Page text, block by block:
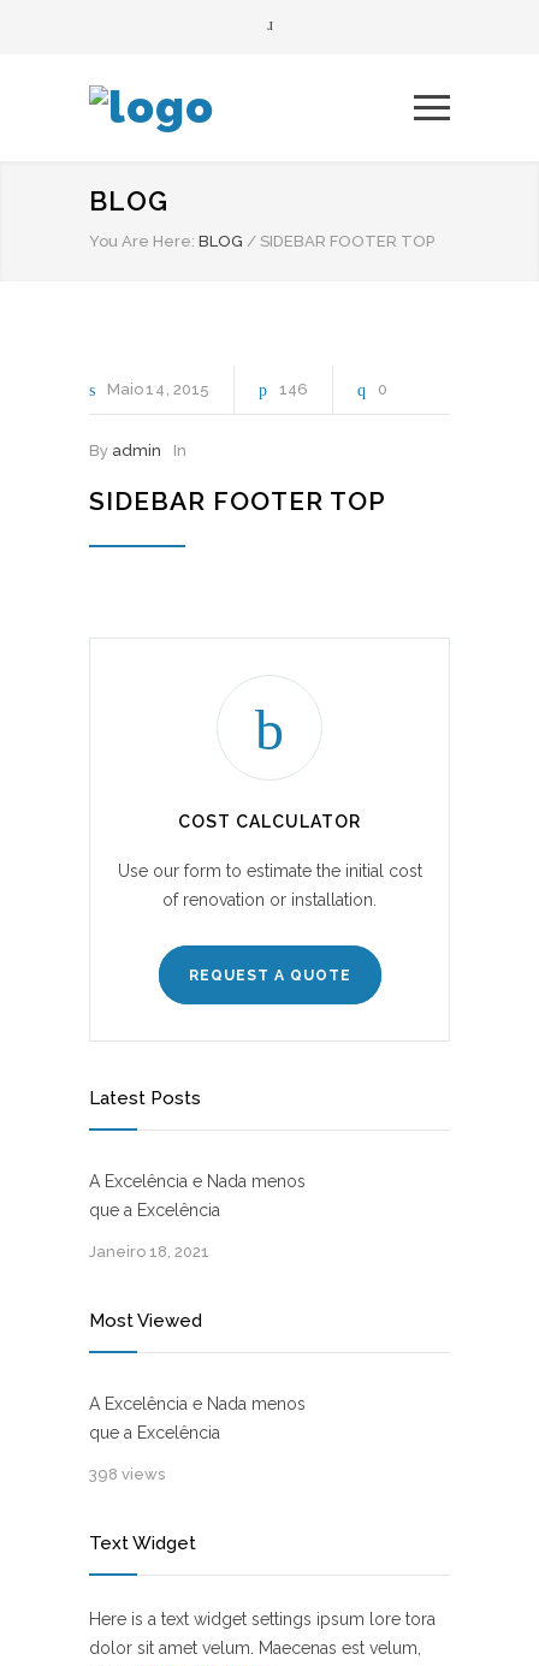
BLOG
You Are Here: BLOG / SIDEBAR FOOTER TOP
Maio14 2015 146 0
By admin In
SIDEBAR FOOTER TOP
COST CALCULATOR
Use our form to estimate the initial cost
of renovation or installation.
REQUEST A QUOTE
Latest Posts
A Excelência e Nada menos
que a Excelência
Janeiro 18, 2021
Most Viewed
A Excelência e Nada menos
que a Excelência
398 views
Text Widget
Here is a text widget settings ipsum lore tora
dolor sit amet velum. Maecenas est velum,